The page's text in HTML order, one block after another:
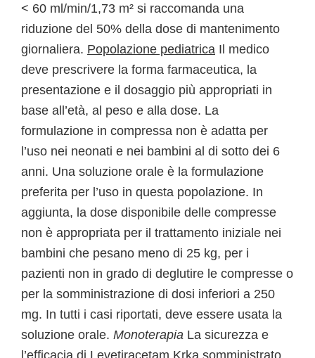
< 60 ml/min/1,73 m² si raccomanda una
riduzione del 50% della dose di mantenimento
giornaliera. Popolazione pediatrica Il medico
deve prescrivere la forma farmaceutica, la
presentazione e il dosaggio più appropriati in
base all’età, al peso e alla dose. La
formulazione in compressa non è adatta per
l’uso nei neonati e nei bambini al di sotto dei 6
anni. Una soluzione orale è la formulazione
preferita per l’uso in questa popolazione. In
aggiunta, la dose disponibile delle compresse
non è appropriata per il trattamento iniziale nei
bambini che pesano meno di 25 kg, per i
pazienti non in grado di deglutire le compresse o
per la somministrazione di dosi inferiori a 250
mg. In tutti i casi riportati, deve essere usata la
soluzione orale. Monoterapia La sicurezza e
l’efficacia di Levetiracetam Krka somministrato